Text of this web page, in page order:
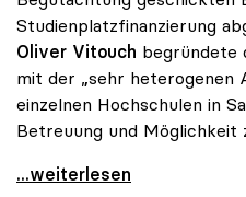
Studienplatzfinanzierung
Oliver Vitouch begründete
mit der „sehr heterogenen
einzelnen Hochschulen in
Betreuung und Möglichkeit
Vitouch zu Budget:
...weiterlesen